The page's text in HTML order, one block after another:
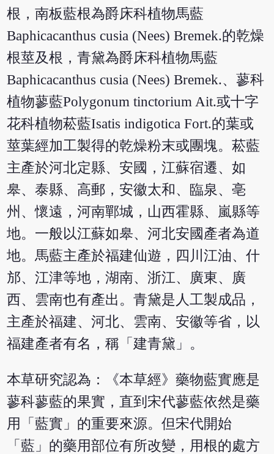
根，南板藍根為爵床科植物馬藍
Baphicacanthus cusia (Nees) Bremek.的乾燥
根莖及根，青黛為爵床科植物馬藍
Baphicacanthus cusia (Nees) Bremek.、蓼科
植物蓼藍Polygonum tinctorium Ait.或十字
花科植物菘藍Isatis indigotica Fort.的葉或
莖葉經加工製得的乾燥粉末或團塊。菘藍
主產於河北定縣、安國，江蘇宿遷、如
皋、泰縣、高郵，安徽太和、臨泉、亳
州、懷遠，河南鄲城，山西霍縣、嵐縣等
地。一般以江蘇如皋、河北安國產者為道
地。馬藍主產於福建仙遊，四川江油、什
邡、江津等地，湖南、浙江、廣東、廣
西、雲南也有產出。青黛是人工製成品，
主產於福建、河北、雲南、安徽等省，以
福建產者有名，稱「建青黛」。
本草研究認為：《本草經》藥物藍實應是
蓼科蓼藍的果實，直到宋代蓼藍依然是藥
用「藍實」的重要來源。但宋代開始
「藍」的藥用部位有所改變，用根的處方